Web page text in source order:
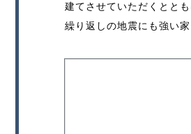
建てさせていただくとと
繰り返しの地震にも強い家